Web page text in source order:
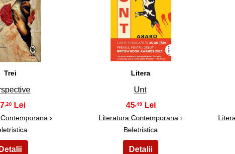
12
Trei
,20
›
13
Litera
Unt
45,49
Literatura Contemporana ›
Beletristica